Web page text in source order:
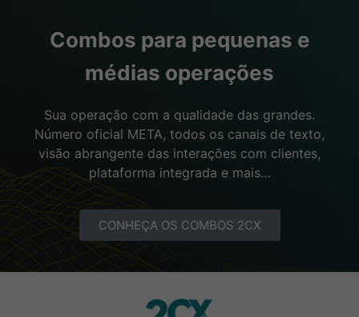
Combos para pequenas e
médias operações
Sua operação com a qualidade das grandes.
Número oficial META, todos os canais de texto,
visão abrangente das interações com clientes,
plataforma integrada e mais…
CONHEÇA OS COMBOS 2CX